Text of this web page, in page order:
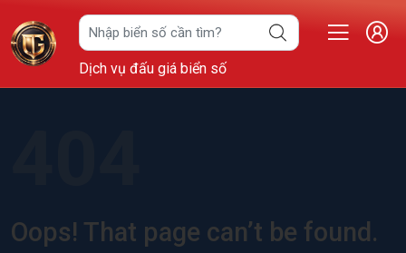
Dịch vụ đấu giá biển số
Oops! That page can’t be found.